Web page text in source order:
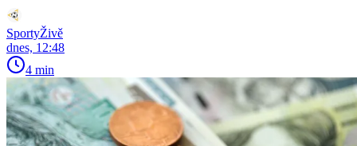
SportyŽivě
dnes, 12:48
4 min